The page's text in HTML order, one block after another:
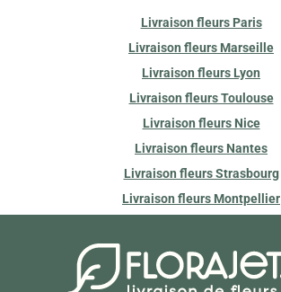
Livraison fleurs Paris
Livraison fleurs Marseille
Livraison fleurs Lyon
Livraison fleurs Toulouse
Livraison fleurs Nice
Livraison fleurs Nantes
Livraison fleurs Strasbourg
Livraison fleurs Montpellier